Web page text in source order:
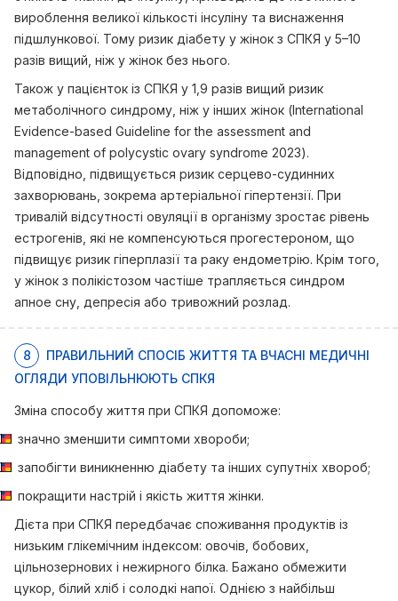
вироблення великої кількості інсуліну та виснаження
підшлункової. Тому ризик діабету у жінок з СПКЯ у 5–10
разів вищий, ніж у жінок без нього.
Також у пацієнток із СПКЯ у 1,9 разів вищий ризик
метаболічного синдрому, ніж у інших жінок (International
Evidence-based Guideline for the assessment and
management of polycystic ovary syndrome 2023).
Відповідно, підвищується ризик серцево-судинних
захворювань, зокрема артеріальної гіпертензії. При
тривалій відсутності овуляції в організму зростає рівень
естрогенів, які не компенсуються прогестероном, що
підвищує ризик гіперплазії та раку ендометрію. Крім того,
у жінок з полікістозом частіше трапляється синдром
апное сну, депресія або тривожний розлад.
8
ПРАВИЛЬНИЙ СПОСІБ ЖИТТЯ ТА ВЧАСНІ МЕДИЧНІ
ОГЛЯДИ УПОВІЛЬНЮЮТЬ СПКЯ
Зміна способу життя при СПКЯ допоможе:
значно зменшити симптоми хвороби;
запобігти виникненню діабету та інших супутніх хвороб;
покращити настрій і якість життя жінки.
Дієта при СПКЯ передбачає споживання продуктів із
низьким глікемічним індексом: овочів, бобових,
цільнозернових і нежирного білка. Бажано обмежити
цукор, білий хліб і солодкі напої. Однією з найбільш